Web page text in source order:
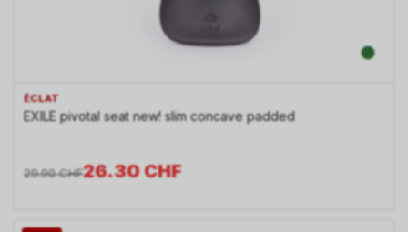
ÉCLAT
EXILE pivotal seat new! slim concave padded
26.30CHF
29.90 CHF